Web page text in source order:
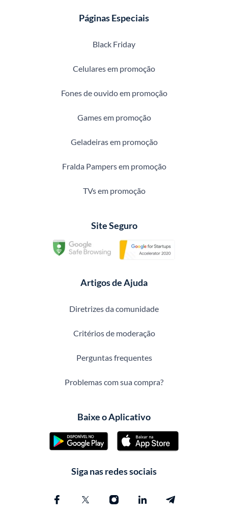
Páginas Especiais
Black Friday
Celulares em promoção
Fones de ouvido em promoção
Games em promoção
Geladeiras em promoção
Fralda Pampers em promoção
TVs em promoção
Site Seguro
Artigos de Ajuda
Diretrizes da comunidade
Critérios de moderação
Perguntas frequentes
Problemas com sua compra?
Baixe o Aplicativo
Siga nas redes sociais